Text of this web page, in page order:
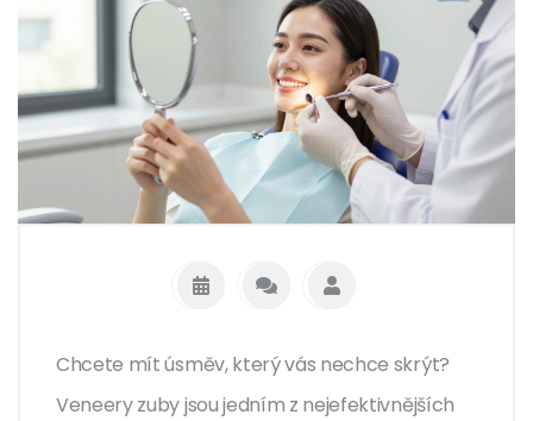
Chcete mít úsměv, který vás nechce skrýt?
Veneery zuby jsou jedním z nejefektivnějších